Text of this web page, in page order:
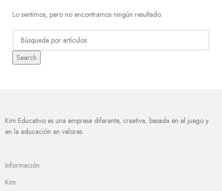
Lo sentimos, pero no encontramos ningún resultado.
Search
Kim Educativo es una empresa diferente, creativa, basada en el juego y
en la educación en valores.
Información
Kim